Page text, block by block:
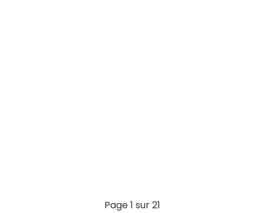
Page 1 sur 21